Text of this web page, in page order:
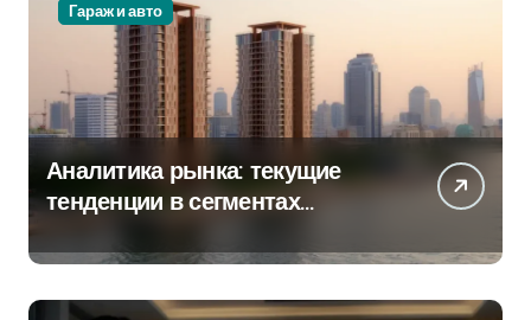
Гараж и авто
Аналитика рынка: текущие
тенденции в сегментах